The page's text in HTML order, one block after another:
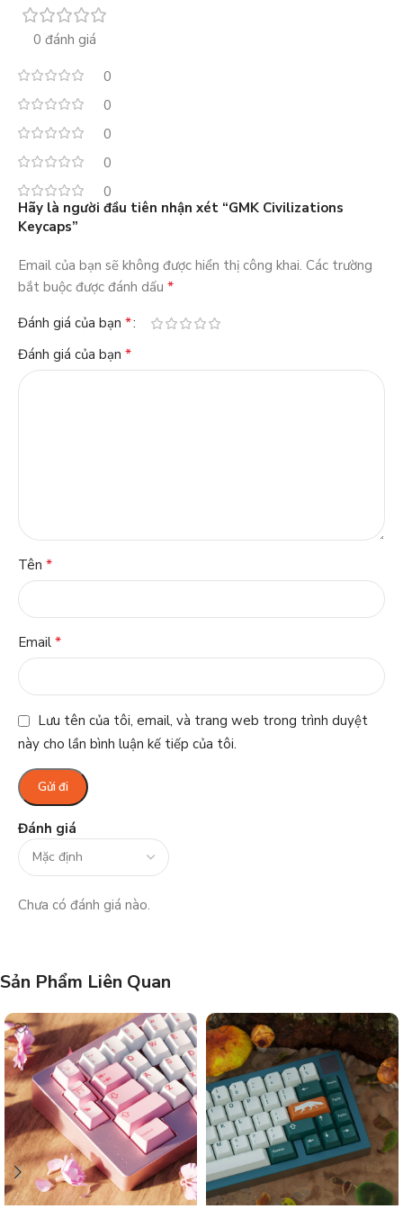
0 đánh giá
0
0
0
0
0
Đánh giá
Chưa có đánh giá nào.
Hãy là người đầu tiên nhận xét “GMK Civilizations
Keycaps”
Email của bạn sẽ không được hiển thị công khai. Các trường
bắt buộc được đánh dấu *
Đánh giá của bạn *
Đánh giá của bạn *
Tên *
Email *
Lưu tên của tôi, email, và trang web trong trình duyệt
này cho lần bình luận kế tiếp của tôi.
Sản Phẩm Liên Quan